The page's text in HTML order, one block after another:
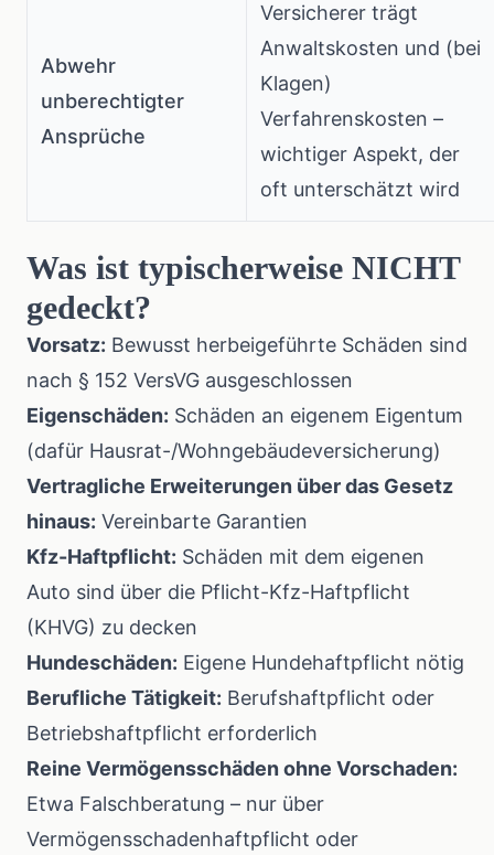
Abwehr
unberechtigter
Ansprüche
Versicherer trägt
Anwaltskosten und (bei
Klagen)
Verfahrenskosten –
wichtiger Aspekt, der
oft unterschätzt wird
Was ist typischerweise NICHT
gedeckt?
Vorsatz: Bewusst herbeigeführte Schäden sind
nach § 152 VersVG ausgeschlossen
Eigenschäden: Schäden an eigenem Eigentum
(dafür Hausrat-/Wohngebäudeversicherung)
Vertragliche Erweiterungen über das Gesetz
hinaus: Vereinbarte Garantien
Kfz-Haftpflicht: Schäden mit dem eigenen
Auto sind über die Pflicht-Kfz-Haftpflicht
(KHVG) zu decken
Hundeschäden: Eigene Hundehaftpflicht nötig
Berufliche Tätigkeit: Berufshaftpflicht oder
Betriebshaftpflicht erforderlich
Reine Vermögensschäden ohne Vorschaden:
Etwa Falschberatung – nur über
Vermögensschadenhaftpflicht oder